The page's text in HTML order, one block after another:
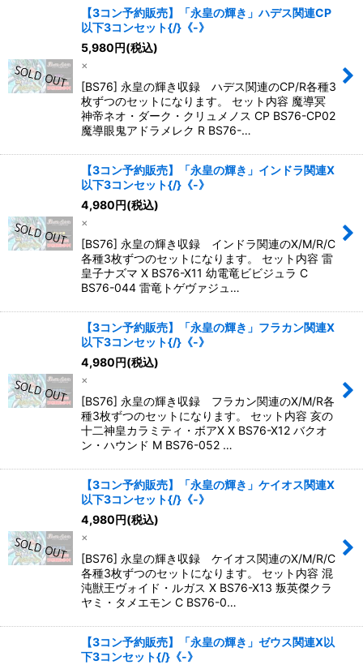
【3コン予約販売】「永皇の輝き」ハデス関連CP
以下3コンセット{/}《-》
5,980 円(税込)
×
[BS76] 永皇の輝き収録 ハデス関連のCP/R各種3
枚ずつのセットになります。 セット内容 魔導冥
神帝ネオ・ダーク・クリュメノス CP BS76-CP02
魔導眼鬼アドラメレク R BS76-…
【3コン予約販売】「永皇の輝き」インドラ関連X
以下3コンセット{/}《-》
4,980 円(税込)
×
[BS76] 永皇の輝き収録 インドラ関連のX/M/R/C
各種3枚ずつのセットになります。 セット内容 雷
皇子ナズマ X BS76-X11 幼電竜ビビジュラ C
BS76-044 雷竜トゲヴァジュ…
【3コン予約販売】「永皇の輝き」フラカン関連X
以下3コンセット{/}《-》
4,980 円(税込)
×
[BS76] 永皇の輝き収録 フラカン関連のX/M/R各
種3枚ずつのセットになります。 セット内容 亥の
十二神皇カラミティ・ボアX X BS76-X12 バクオ
ン・ハウンド M BS76-052 …
【3コン予約販売】「永皇の輝き」ケイオス関連X
以下3コンセット{/}《-》
4,980 円(税込)
×
[BS76] 永皇の輝き収録 ケイオス関連のX/M/R/C
各種3枚ずつのセットになります。 セット内容 混
沌獣王ヴォイド・ルガス X BS76-X13 叛英傑クラ
ヤミ・タメエモン C BS76-0…
【3コン予約販売】「永皇の輝き」ゼウス関連X以
下3コンセット{/}《-》